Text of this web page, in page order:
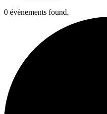
0 évènements found.